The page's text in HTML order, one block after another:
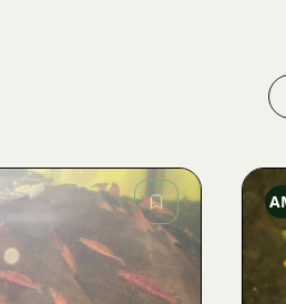
Bild